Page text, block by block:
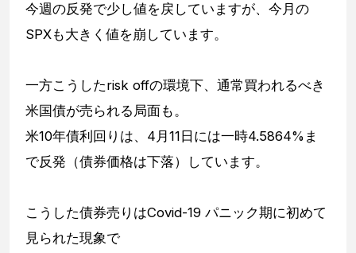
今週の反発で少し値を戻していますが、今月の
SPXも大きく値を崩しています。
一方こうしたrisk offの環境下、通常買われるべき
米国債が売られる局面も。
米10年債利回りは、4月11日には一時4.5864%ま
で反発（債券価格は下落）しています。
こうした債券売りはCovid-19 パニック期に初めて
見られた現象で